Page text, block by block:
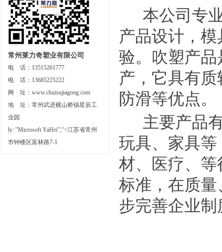
常州莱力奇塑业有限公司
电 话：13515261777
电 话：13685225222
网 址：www.chuisujiagong.com
地 址：常州武进横山桥镇星辰工
业园
ly: "Microsoft YaHei";">江苏省常州
市钟楼区富林路7-1
本公司专业
产品设计，
验。吹塑产
产，它具有
防滑等优点。
主要产品有
玩具、家具
材、医疗、
标准，在质
步完善企业